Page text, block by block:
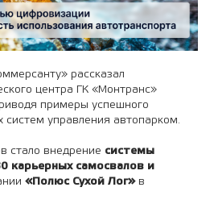
рассказал
центра ГК «Монтранс»
примеры успешного
управления автопарком.
стало внедрение системы
карьерных самосвалов и
«Полюс Сухой Лог»в